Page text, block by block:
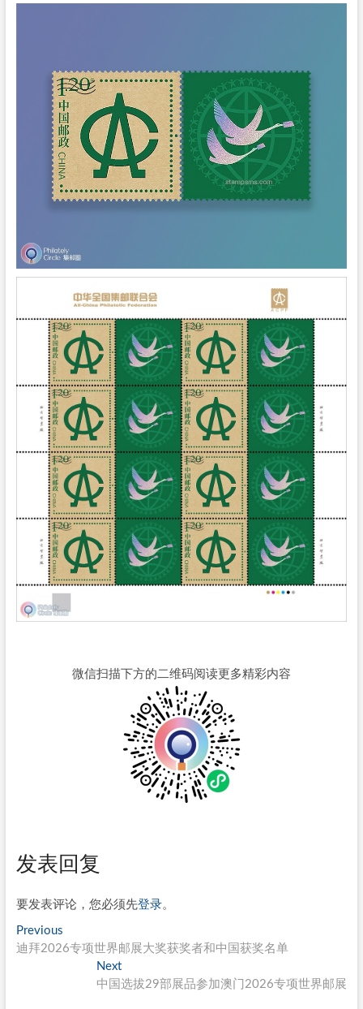
微信扫描下方的二维码阅读更多精彩内容
发表回复
要发表评论，您必须先登录。
文
章
PreviousPrevious
post:
迪拜2026专项世界邮展大奖获奖者和中国获奖名单
NextNext
post:
中国选拔29部展品参加澳门2026专项世界邮展